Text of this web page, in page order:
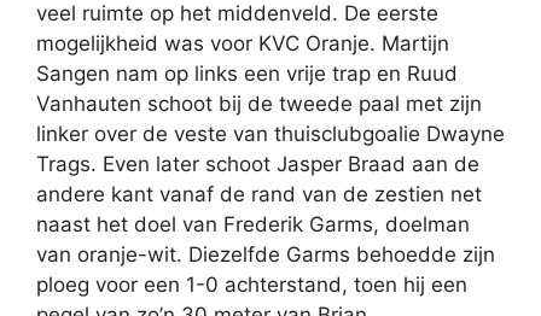
veel ruimte op het middenveld. De eerste
mogelijkheid was voor KVC Oranje. Martijn
Sangen nam op links een vrije trap en Ruud
Vanhauten schoot bij de tweede paal met zijn
linker over de veste van thuisclubgoalie Dwayne
Trags. Even later schoot Jasper Braad aan de
andere kant vanaf de rand van de zestien net
naast het doel van Frederik Garms, doelman
van oranje-wit. Diezelfde Garms behoedde zijn
ploeg voor een 1-0 achterstand, toen hij een